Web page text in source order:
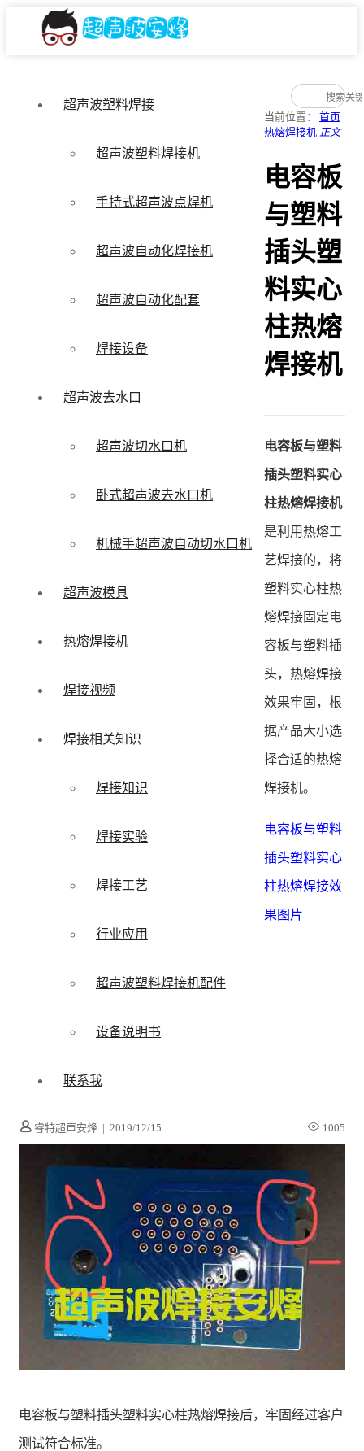
超声波塑料焊接
超声波塑料焊接机
手持式超声波点焊机
超声波自动化焊接机
超声波自动化配套
焊接设备
超声波去水口
超声波切水口机
卧式超声波去水口机
机械手超声波自动切水口机
超声波模具
热熔焊接机
焊接视频
焊接相关知识
焊接知识
焊接实验
焊接工艺
行业应用
超声波塑料焊接机配件
设备说明书
联系我
当前位置： 首页
热熔焊接机 正文
电容板
与塑料
插头塑
料实心
柱热熔
焊接机
睿特超声安烽 | 2019/12/15 1005
电容板与塑料
插头塑料实心
柱热熔焊接机
是利用热熔工
艺焊接的，将
塑料实心柱热
熔焊接固定电
容板与塑料插
头，热熔焊接
效果牢固，根
据产品大小选
择合适的热熔
焊接机。
电容板与塑料
插头塑料实心
柱热熔焊接效
果图片
电容板与塑料插头塑料实心柱热熔焊接后，牢固经过客户
测试符合标准。